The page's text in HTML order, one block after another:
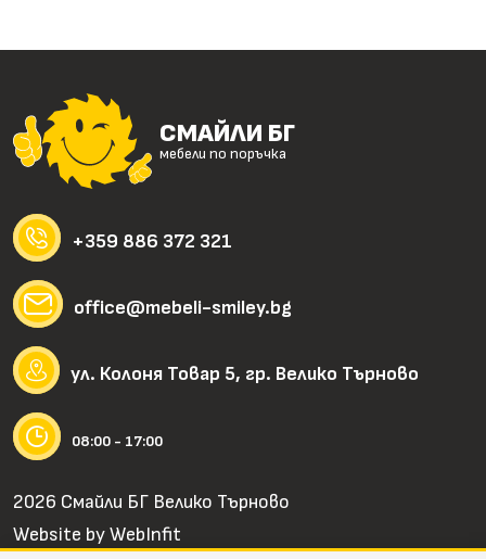
СМАЙЛИ БГ
мебели по поръчка
+359 886 372 321
office@mebeli-smiley.bg
ул. Колоня Товар 5, гр. Велико Търново
08:00 - 17:00
2026 Смайли БГ Велико Търново
Website byWebInfit